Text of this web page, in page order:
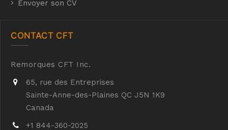
Envoyer son CV
CONTACT CFT
Remorques CFT Inc.
65, rue des Entreprises
Sainte-Anne-des-Plaines QC J5N 1K9
Canada
+1 844-360-2025